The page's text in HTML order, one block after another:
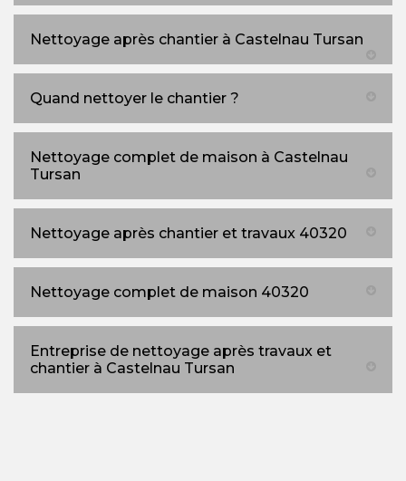
Nettoyage après chantier à Castelnau Tursan
Quand nettoyer le chantier ?
Nettoyage complet de maison à Castelnau
Tursan
Nettoyage après chantier et travaux 40320
Nettoyage complet de maison 40320
Entreprise de nettoyage après travaux et
chantier à Castelnau Tursan